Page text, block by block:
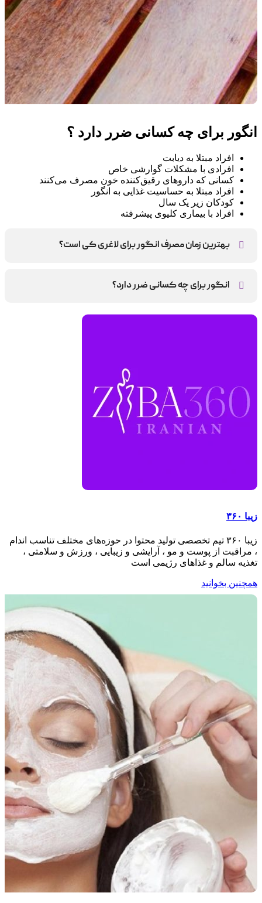
انگور برای چه کسانی ضرر دارد ؟
افراد مبتلا به دیابت
افرادی با مشکلات گوارشی خاص
کسانی که داروهای رقیق‌کننده خون مصرف می‌کنند
افراد مبتلا به حساسیت غذایی به انگور
کودکان زیر یک سال
افراد با بیماری کلیوی پیشرفته
بهترین زمان مصرف انگور برای لاغری کی است؟
وعده نیز می تواند به جلوگیری از پرخوری کمک کند.
انگور برای چه کسانی ضرر دارد؟
داروهای رقیق‌ کننده خون مصرف می‌کنند، افراد مبتلا به حساسیت
زیبا ۳۶۰
زیبا ۳۶۰ تیم تخصصی تولید محتوا در حوزه‌های مختلف تناسب اندام
، مراقبت از پوست و مو ، آرایشی و زیبایی ، ورزش و سلامتی ،
تغذیه سالم و غذاهای رژیمی است
همچنین بخوانید